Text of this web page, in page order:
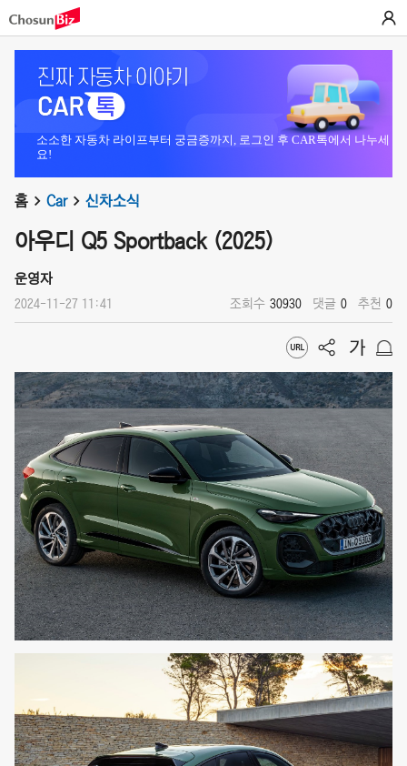
소소한 자동차 라이프부터 궁금증까지, 로그인 후 CAR톡에서 나누세
요!
홈 Car 신차소식
아우디 Q5 Sportback (2025)
운영자
2024-11-27 11:41 조회수 30930 댓글 0 추천 0